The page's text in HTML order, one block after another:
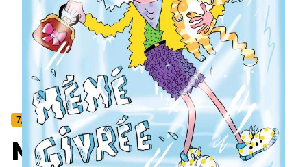
Mordelire
7/11 ans